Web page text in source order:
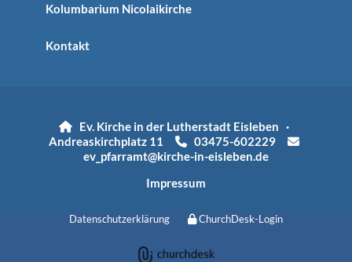
Kolumbarium Nicolaikirche
Kontakt
Ev. Kirche in der Lutherstadt Eisleben ·
Andreaskirchplatz 11
03475-602229 
ev_pfarramt@kirche-in-eisleben.de
Impressum
Datenschutzerklärung ChurchDesk-Login